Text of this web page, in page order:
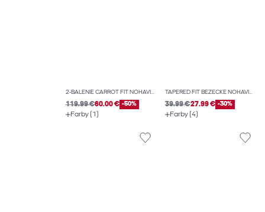
2-BALENIE CARROT FIT NOHAVICE CHINO
119.99 €60.00 € -50%
Farby (1)
TAPERED FIT BEŽECKÉ NOHAVICE
39.99 €27.99 € -30%
Farby (4)